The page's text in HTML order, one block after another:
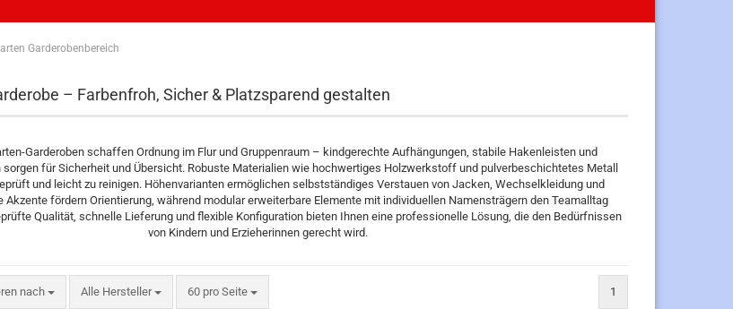
Garderobenbereich
– Farbenfroh, Sicher & Platzsparend gestalten
Garderoben schaffen Ordnung im Flur und Gruppenraum – kindgerechte Aufhängungen, stabile Hakenleisten und
sorgen für Sicherheit und Übersicht. Robuste Materialien wie hochwertiges Holzwerkstoff und pulverbeschichtetes Metall
und leicht zu reinigen. Höhenvarianten ermöglichen selbstständiges Verstauen von Jacken, Wechselkleidung und
Akzente fördern Orientierung, während modular erweiterbare Elemente mit individuellen Namensträgern den Teamalltag
Qualität, schnelle Lieferung und flexible Konfiguration bieten Ihnen eine professionelle Lösung, die den Bedürfnissen
von Kindern und Erzieherinnen gerecht wird.
nach
nach Alle Hersteller 60 pro Seite
pro Seite 1